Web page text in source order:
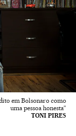
em Bolsonaro como
uma pessoa honesta”
TONI PIRES